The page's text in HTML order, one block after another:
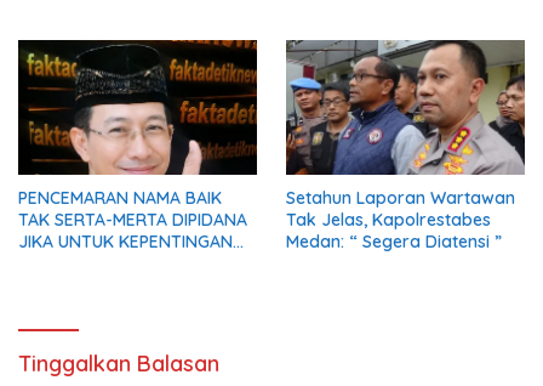
PENCEMARAN NAMA BAIK
TAK SERTA-MERTA DIPIDANA
JIKA UNTUK KEPENTINGAN
Setahun Laporan Wartawan
Tak Jelas, Kapolrestabes
Medan: “ Segera Diatensi ”
Tinggalkan Balasan